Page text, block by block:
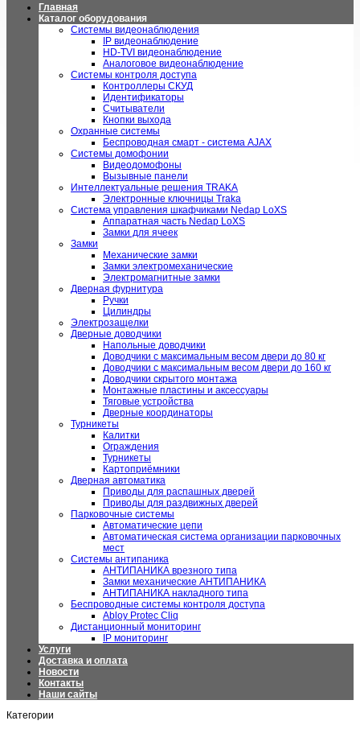
Главная
Каталог оборудования
Системы видеонаблюдения
IP видеонаблюдение
HD-TVI видеонаблюдение
Аналоговое видеонаблюдение
Системы контроля доступа
Контроллеры СКУД
Идентификаторы
Считыватели
Кнопки выхода
Охранные системы
Беспроводная смарт - система AJAX
Системы домофонии
Видеодомофоны
Вызывные панели
Интеллектуальные решения TRAKA
Электронные ключницы Traka
Система управления шкафчиками Nedap LoXS
Аппаратная часть Nedap LoXS
Замки для ячеек
Замки
Механические замки
Замки электромеханические
Электромагнитные замки
Дверная фурнитура
Ручки
Цилиндры
Электрозащелки
Дверные доводчики
Напольные доводчики
Доводчики с максимальным весом двери до 80 кг
Доводчики с максимальным весом двери до 160 кг
Доводчики скрытого монтажа
Монтажные пластины и аксессуары
Тяговые устройства
Дверные координаторы
Турникеты
Калитки
Ограждения
Турникеты
Картоприёмники
Дверная автоматика
Приводы для распашных дверей
Приводы для раздвижных дверей
Парковочные системы
Автоматические цепи
Автоматическая система организации парковочных
мест
Системы антипаника
АНТИПАНИКА врезного типа
Замки механические АНТИПАНИКА
АНТИПАНИКА накладного типа
Беспроводные системы контроля доступа
Abloy Protec Cliq
Дистанционный мониторинг
IP мониторинг
Услуги
Доставка и оплата
Новости
Контакты
Наши сайты
Категории